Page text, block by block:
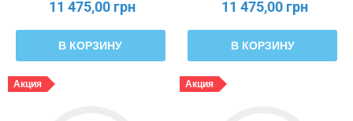
11 475,00 грн
В КОРЗИНУ
11 475,00 грн
В КОРЗИНУ
Акция Акция